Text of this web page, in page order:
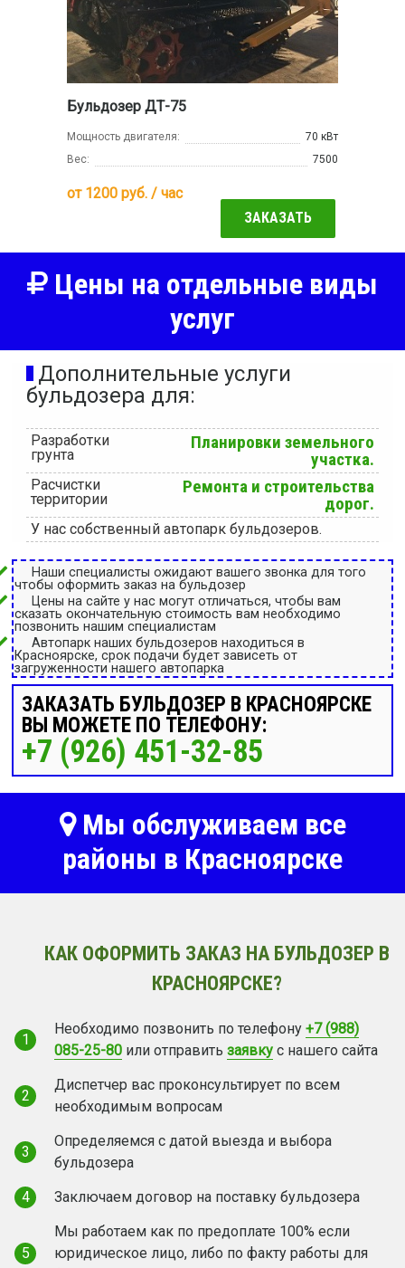
Бульдозер ДТ-75
Мощность двигателя:
70 кВт
Вес:
7500
от 1200 руб. / час
ЗАКАЗАТЬ
Цены на отдельные виды
услуг
Дополнительные услуги
бульдозера для:
Разработки
грунта
Планировки земельного
участка.
Расчистки
территории
Ремонта и строительства
дорог.
У нас собственный автопарк бульдозеров.
Наши специалисты ожидают вашего звонка для того
чтобы оформить заказ на бульдозер
Цены на сайте у нас могут отличаться, чтобы вам
сказать окончательную стоимость вам необходимо
позвонить нашим специалистам
Автопарк наших бульдозеров находиться в
Красноярске, срок подачи будет зависеть от
загруженности нашего автопарка
ЗАКАЗАТЬ БУЛЬДОЗЕР В КРАСНОЯРСКЕ
ВЫ МОЖЕТЕ ПО ТЕЛЕФОНУ:
+7 (926) 451-32-85
Мы обслуживаем все
районы в Красноярске
КАК ОФОРМИТЬ ЗАКАЗ НА БУЛЬДОЗЕР В
КРАСНОЯРСКЕ?
1
Необходимо позвонить по телефону +7 (988)
085-25-80 или отправить заявку с нашего сайта
2
Диспетчер вас проконсультирует по всем
необходимым вопросам
3
Определяемся с датой выезда и выбора
бульдозера
4
Заключаем договор на поставку бульдозера
5
Мы работаем как по предоплате 100% если
юридическое лицо, либо по факту работы для